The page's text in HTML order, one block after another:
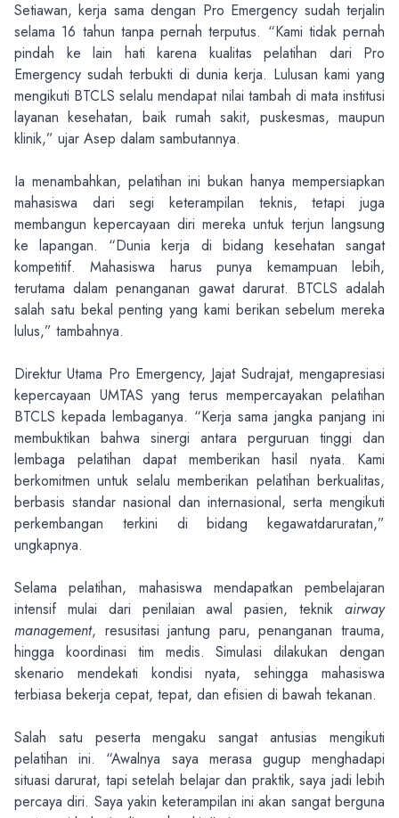
Setiawan, kerja sama dengan Pro Emergency sudah terjalin
selama 16 tahun tanpa pernah terputus. “Kami tidak pernah
pindah ke lain hati karena kualitas pelatihan dari Pro
Emergency sudah terbukti di dunia kerja. Lulusan kami yang
mengikuti BTCLS selalu mendapat nilai tambah di mata institusi
layanan kesehatan, baik rumah sakit, puskesmas, maupun
klinik,” ujar Asep dalam sambutannya.
Ia menambahkan, pelatihan ini bukan hanya mempersiapkan
mahasiswa dari segi keterampilan teknis, tetapi juga
membangun kepercayaan diri mereka untuk terjun langsung
ke lapangan. “Dunia kerja di bidang kesehatan sangat
kompetitif. Mahasiswa harus punya kemampuan lebih,
terutama dalam penanganan gawat darurat. BTCLS adalah
salah satu bekal penting yang kami berikan sebelum mereka
lulus,” tambahnya.
Direktur Utama Pro Emergency, Jajat Sudrajat, mengapresiasi
kepercayaan UMTAS yang terus mempercayakan pelatihan
BTCLS kepada lembaganya. “Kerja sama jangka panjang ini
membuktikan bahwa sinergi antara perguruan tinggi dan
lembaga pelatihan dapat memberikan hasil nyata. Kami
berkomitmen untuk selalu memberikan pelatihan berkualitas,
berbasis standar nasional dan internasional, serta mengikuti
perkembangan terkini di bidang kegawatdaruratan,”
ungkapnya.
Selama pelatihan, mahasiswa mendapatkan pembelajaran
intensif mulai dari penilaian awal pasien, teknik airway
management, resusitasi jantung paru, penanganan trauma,
hingga koordinasi tim medis. Simulasi dilakukan dengan
skenario mendekati kondisi nyata, sehingga mahasiswa
terbiasa bekerja cepat, tepat, dan efisien di bawah tekanan.
Salah satu peserta mengaku sangat antusias mengikuti
pelatihan ini. “Awalnya saya merasa gugup menghadapi
situasi darurat, tapi setelah belajar dan praktik, saya jadi lebih
percaya diri. Saya yakin keterampilan ini akan sangat berguna